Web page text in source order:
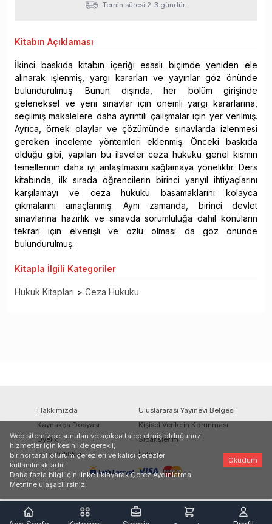
Temin süresi 2-3 gündür.
Kitabın Açıklaması
İkinci baskıda kitabın içeriği esaslı biçimde yeniden ele
alınarak işlenmiş, yargı kararları ve yayınlar göz önünde
bulundurulmuş. Bunun dışında, her bölüm girişinde
geleneksel ve yeni sınavlar için önemli yargı kararlarına,
seçilmiş makalelere daha ayrıntılı çalışmalar için yer verilmiş.
Ayrıca, örnek olaylar ve çözümünde sınavlarda izlenmesi
gereken inceleme yöntemleri eklenmiş. Önceki baskıda
olduğu gibi, yapılan bu ilaveler ceza hukuku genel kısmın
temellerinin daha iyi anlaşılmasını sağlamaya yöneliktir. Ders
kitabında, ilk sırada öğrencilerin birinci yarıyıl ihtiyaçlarını
karşılamayı ve ceza hukuku basamaklarını kolayca
çıkmalarını amaçlanmış. Aynı zamanda, birinci devlet
sınavlarına hazırlık ve sınavda sorumluluğa dahil konuların
tekrarı için elverişli ve özlü olması da göz önünde
bulundurulmuş.
Kitapla İlgili Kategoriler
Hukuk Kitapları > Ceza Hukuku
Hakkımızda
Uluslararası Yayınevi Belgesi
Kaynakça Dosyası
Kişisel Verilerin Korunması
Üyelik
Siparişlerim
İade Politikası
İletişim
Web sitemizde sunulan ve açıkça talep etmiş olduğunuz
hizmetler için kesinlikle gerekli,
birinci taraf oturum çerezleri ve kalıcı çerezler
kullanılmaktadır.
Daha fazla bilgi için linke tıklayarak Çerez Aydınlatma
Metnine ulaşabilirsiniz.
Okudum